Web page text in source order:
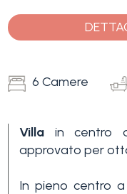
6 Camere
Villa in centro
approvato per
In pieno centro